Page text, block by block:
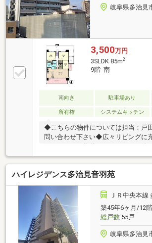
岐阜県多治見
3,500万円
3SLDK 85m2
9階 南
南向き 駐車場あり
所有権
システムキッチン
◆こちらの物件については担当：戸
問い合わせ下さい◆広々リビングに
えた3SLDKの物件です。きれいで使
テムキッチン付きの物件になります
備が付いており、防犯性が高いです
以上ある為、ファミリーの方も快適
きます。多治見市で交通の利便性の
なら、中央本線多治見駅周辺が便利
ご要望などございましたら、お気軽
ださい。
ハイレジデンス多治見音羽苑
ＪＲ中央本線
築45年6ヶ月/12
総戸数55戸
岐阜県多治見